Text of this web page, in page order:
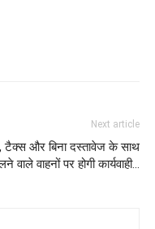
Next article
टैक्स और बिना दस्तावेज के साथ
वाले वाहनों पर होगी कार्यवाही…